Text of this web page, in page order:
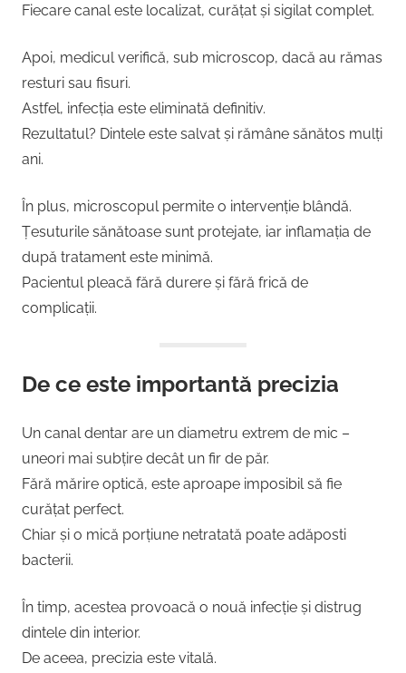
Fiecare canal este localizat, curățat și sigilat complet.
Apoi, medicul verifică, sub microscop, dacă au rămas
resturi sau fisuri.
Astfel, infecția este eliminată definitiv.
Rezultatul? Dintele este salvat și rămâne sănătos mulți
ani.
În plus, microscopul permite o intervenție blândă.
Țesuturile sănătoase sunt protejate, iar inflamația de
după tratament este minimă.
Pacientul pleacă fără durere și fără frică de
complicații.
De ce este importantă precizia
Un canal dentar are un diametru extrem de mic –
uneori mai subțire decât un fir de păr.
Fără mărire optică, este aproape imposibil să fie
curățat perfect.
Chiar și o mică porțiune netratată poate adăposti
bacterii.
În timp, acestea provoacă o nouă infecție și distrug
dintele din interior.
De aceea, precizia este vitală.